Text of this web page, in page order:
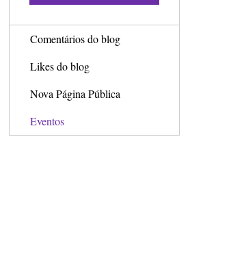
Comentários do blog
Likes do blog
Nova Página Pública
Eventos